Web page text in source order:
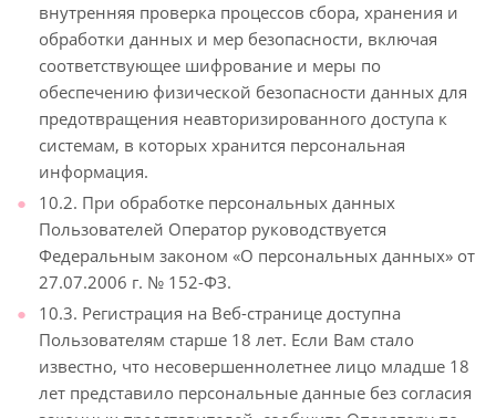
внутренняя проверка процессов сбора, хранения и
обработки данных и мер безопасности, включая
соответствующее шифрование и меры по
обеспечению физической безопасности данных для
предотвращения неавторизированного доступа к
системам, в которых хранится персональная
информация.
10.2. При обработке персональных данных
Пользователей Оператор руководствуется
Федеральным законом «О персональных данных» от
27.07.2006 г. № 152-ФЗ.
10.3. Регистрация на Веб-странице доступна
Пользователям старше 18 лет. Если Вам стало
известно, что несовершеннолетнее лицо младше 18
лет представило персональные данные без согласия